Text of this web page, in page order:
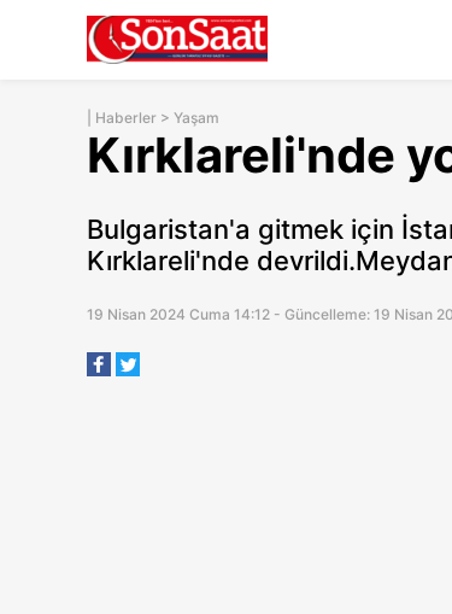
Haberler > Yaşam
Kırklareli'nde
Bulgaristan'a gitmek için
Kırklareli'nde
19 Nisan 2024 Cuma 14:12 - Güncelleme: 19 Nisan